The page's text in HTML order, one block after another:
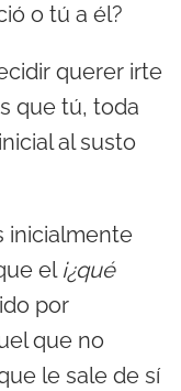
o tú a él?
querer irte
que tú, toda
al susto
inicialmente
el ¡¿qué
por
que no
le sale de sí